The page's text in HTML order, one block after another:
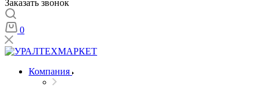
Заказать звонок
0
Компания